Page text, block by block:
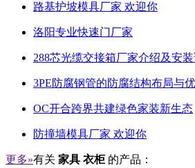
路基护坡模具厂家 欢迎你
洛阳专业快速门厂家
288芯光缆交接箱厂家介绍及安装
3PE防腐钢管的防腐结构布局与
OC开合跨界共建绿色家装新生态
防撞墙模具厂家 欢迎你
更多»有关 家具 衣柜 的产品：